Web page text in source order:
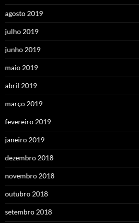
agosto 2019
julho 2019
junho 2019
maio 2019
abril 2019
março 2019
fevereiro 2019
janeiro 2019
dezembro 2018
novembro 2018
outubro 2018
setembro 2018